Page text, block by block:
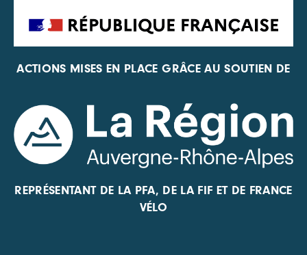
ACTIONS MISES EN PLACE GRÂCE AU SOUTIEN DE
REPRÉSENTANT DE LA PFA, DE LA FIF ET DE FRANCE
VÉLO